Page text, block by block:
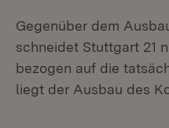
Gegenüber dem
schneidet Stuttgart 21
bezogen auf die
liegt der Ausbau des